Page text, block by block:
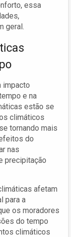
essa
geral.
impacto
e na
estão se
climáticos
tornando mais
do
nas
precipitação
afetam
para a
os moradores
do tempo
climáticos